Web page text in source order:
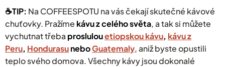
☕️TIP: Na COFFEESPOTU na vás čekajískutečné kávové
chuťovky. Pražíme kávu z celého světa, a tak si můžete
vychutnat třeba proslulouetiopskou kávu, kávu z
Peru, HondurasuneboGuatemaly, aniž byste opustili
teplo svého domova. Všechny kávy jsou dokonalé